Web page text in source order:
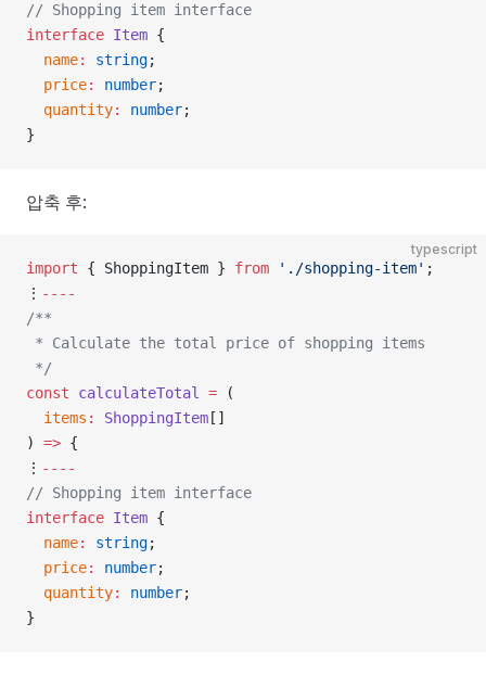
// Shopping item interface
interface Item {
  name
: string;
  price
: number;
  quantity
: number;
}
압축 후:
typescript
import { ShoppingItem } from './shopping-item' ;
⋮ ----
/**
* Calculate the total price of shopping items
*/
const calculateTotal = (
  items
: ShoppingItem []
) => {
⋮ ----
// Shopping item interface
interface Item {
  name
: string;
  price
: number;
  quantity
: number;
}